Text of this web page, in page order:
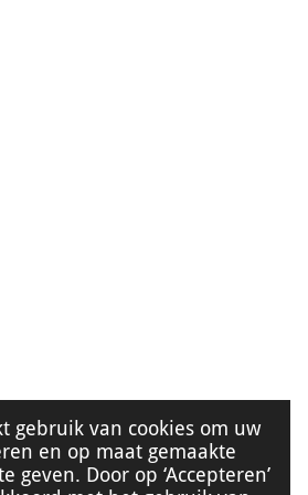
gebruik van cookies om uw
en op maat gemaakte
geven. Door op ‘Accepteren’